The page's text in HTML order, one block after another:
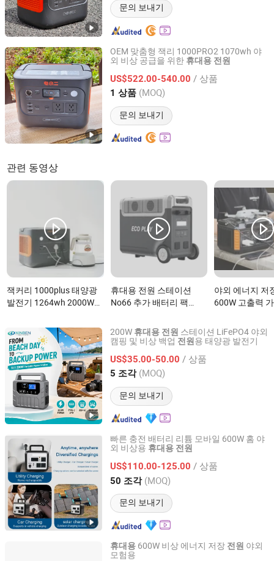
문의 보내기
OEM 맞춤형 잭리 1000PRO2 1070wh 야
외 비상 공급을 위한 휴대용 전원
US$522.00-540.00 / 상품
1 상품 (MOQ)
문의 보내기
Yunnan Youjiang Technology Co., Ltd.
Yunnan, China 이후 2026
관련 동영상
잭커리 1000plus 태양광
발전기 1264wh 2000W
한 휴대용 전원이(가) 무
엇인가요?
휴대용 전원 스테이션
No66 추가 배터리 팩
전원 공급원이(가) 무엇인
가요?
야외 에너지 저
600W 고출력
이(가) 무엇인
200W 휴대용 전원 스테이션 LiFePO4 야외
캠핑 및 비상 백업 전원 용 태양광 발전기
US$35.00-50.00 / 상품
5 조각 (MOQ)
문의 보내기
Anhui Xinben Electromechanical Engineering Co., Ltd.
Anhui, China 이후 2026
빠른 충전 배터리 리튬 모바일 600W 홈 야
외 비상용 휴대용 전원
US$110.00-125.00 / 상품
50 조각 (MOQ)
문의 보내기
Shanpu Technology (Guangdong) Co., Ltd.
Guangdong, China 이후 2023
휴대용 600W 비상 에너지 저장 전원 야외
모험용